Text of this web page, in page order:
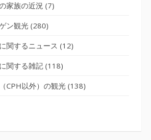
家族の近況 (7)
ン観光(280)
関するニュース (12)
関する雑記 (118)
CPH以外）の観光 (138)